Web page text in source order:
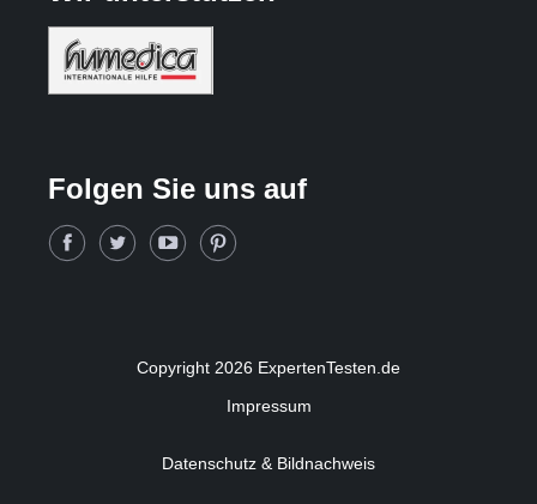
Folgen Sie uns auf
Copyright 2026 ExpertenTesten.de
Impressum
Datenschutz & Bildnachweis